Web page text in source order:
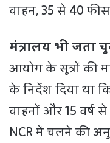
वाहन, 35 से 40
मंत्रालय भी जता
आयोग के सूत्रों की
के निर्देश दिया था
वाहनों और 15 वर्ष
NCR में चलने की